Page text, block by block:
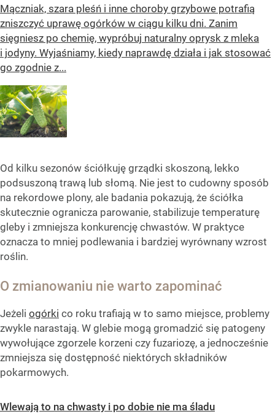
Mączniak, szara pleśń i inne choroby grzybowe potrafią
zniszczyć uprawę ogórków w ciągu kilku dni. Zanim
sięgniesz po chemię, wypróbuj naturalny oprysk z mleka
i jodyny. Wyjaśniamy, kiedy naprawdę działa i jak stosować
go zgodnie z...
Od kilku sezonów ściółkuję grządki skoszoną, lekko
podsuszoną trawą lub słomą. Nie jest to cudowny sposób
na rekordowe plony, ale badania pokazują, że ściółka
skutecznie ogranicza parowanie, stabilizuje temperaturę
gleby i zmniejsza konkurencję chwastów. W praktyce
oznacza to mniej podlewania i bardziej wyrównany wzrost
roślin.
O zmianowaniu nie warto zapominać
Jeżeli ogórki co roku trafiają w to samo miejsce, problemy
zwykle narastają. W glebie mogą gromadzić się patogeny
wywołujące zgorzele korzeni czy fuzariozę, a jednocześnie
zmniejsza się dostępność niektórych składników
pokarmowych.
Wlewają to na chwasty i po dobie nie ma śladu